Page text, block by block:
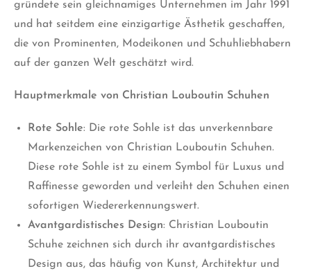
gründete sein gleichnamiges Unternehmen im Jahr 1991
und hat seitdem eine einzigartige Ästhetik geschaffen,
die von Prominenten, Modeikonen und Schuhliebhabern
auf der ganzen Welt geschätzt wird.
Hauptmerkmale von Christian Louboutin Schuhen
Rote Sohle: Die rote Sohle ist das unverkennbare
Markenzeichen von Christian Louboutin Schuhen.
Diese rote Sohle ist zu einem Symbol für Luxus und
Raffinesse geworden und verleiht den Schuhen einen
sofortigen Wiedererkennungswert.
Avantgardistisches Design: Christian Louboutin
Schuhe zeichnen sich durch ihr avantgardistisches
Design aus, das häufig von Kunst, Architektur und